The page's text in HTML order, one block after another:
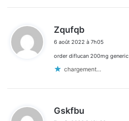
Zqufqb
6 août 2022 à 7h05
order diflucan 200mg generic
chargement…
Gskfbu